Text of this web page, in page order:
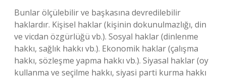
Bunlar ölçülebilir ve başkasına devredilebilir
haklardır. Kişisel haklar (kişinin dokunulmazlığı, din
ve vicdan özgürlüğü vb.). Sosyal haklar (dinlenme
hakkı, sağlık hakkı vb.). Ekonomik haklar (çalışma
hakkı, sözleşme yapma hakkı vb.). Siyasal haklar (oy
kullanma ve seçilme hakkı, siyasi parti kurma hakkı